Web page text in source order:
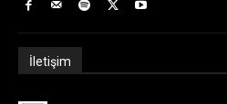
İletişim